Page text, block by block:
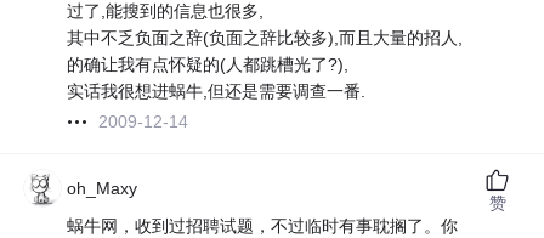
过了,能搜到的信息也很多,
其中不乏负面之辞(负面之辞比较多),而且大量的招人,
的确让我有点怀疑的(人都跳槽光了?),
实话我很想进蜗牛,但还是需要调查一番.
2009-12-14
oh_Maxy
蜗牛网，收到过招聘试题，不过临时有事耽搁了。你
赞